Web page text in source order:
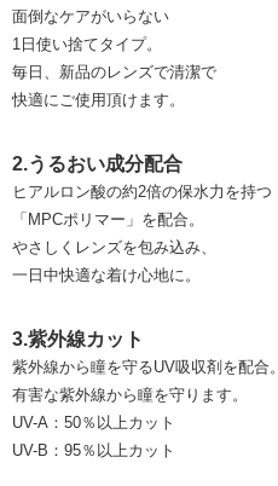
面倒なケアがいらない
1日使い捨てタイプ。
毎日、新品のレンズで清潔で
快適にご使用頂けます。
2.うるおい成分配合
ヒアルロン酸の約2倍の保水力を持つ
「MPCポリマー」を配合。
やさしくレンズを包み込み、
一日中快適な着け心地に。
3.紫外線カット
紫外線から瞳を守るUV吸収剤を配合。
有害な紫外線から瞳を守ります。
UV-A：50％以上カット
UV-B：95％以上カット